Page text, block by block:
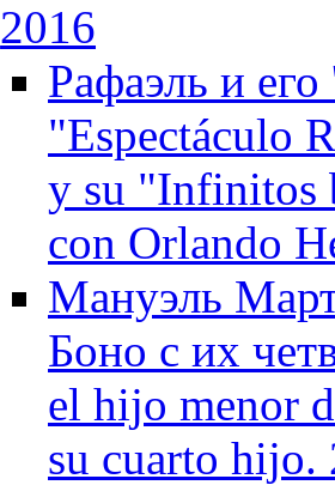
2016
Рафаэль и
"Espectáculo
y su "Infinitos
con Orlando
Мануэль
Боно с их
el hijo menor
su cuarto hijo.